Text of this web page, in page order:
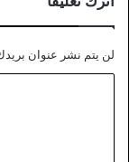
لن يتم نشر عنوان بريدك